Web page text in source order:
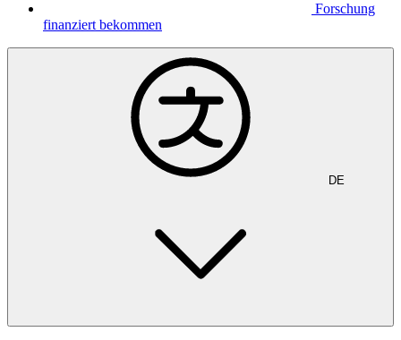
Forschung
finanziert bekommen
DE